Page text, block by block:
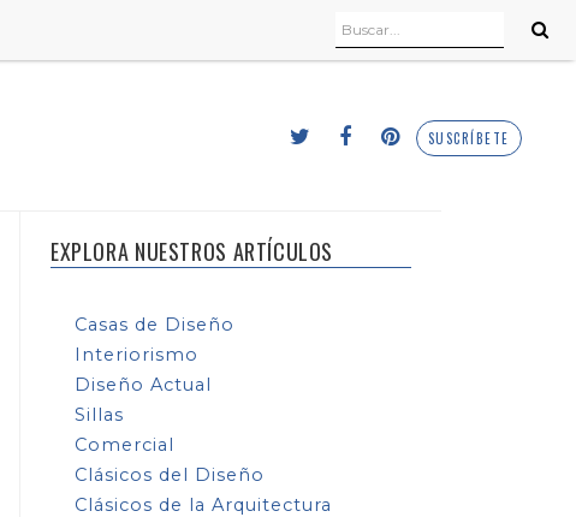
SUSCRÍBETE
EXPLORA NUESTROS ARTÍCULOS
Casas de Diseño
Interiorismo
Diseño Actual
Sillas
Comercial
Clásicos del Diseño
Clásicos de la Arquitectura